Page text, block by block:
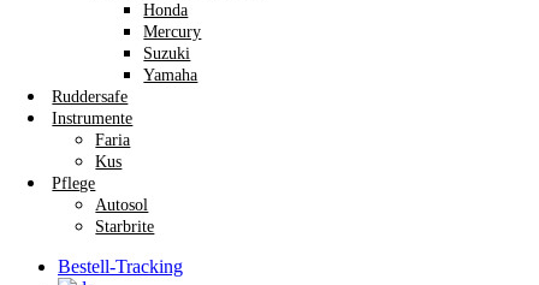
Honda
Mercury
Suzuki
Yamaha
Ruddersafe
Instrumente
Faria
Kus
Pflege
Autosol
Starbrite
Bestell-Tracking